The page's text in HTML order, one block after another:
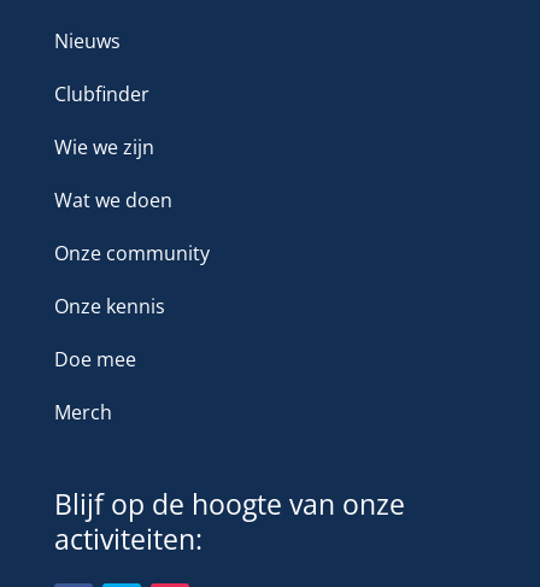
Nieuws
Clubfinder
Wie we zijn
Wat we doen
Onze community
Onze kennis
Doe mee
Merch
Blijf op de hoogte van onze
activiteiten: